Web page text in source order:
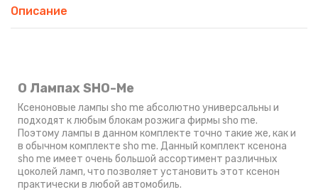
Описание
О Лампах SHO-Me
Ксеноновые лампы sho me абсолютно универсальны и
подходят к любым блокам розжига фирмы sho me.
Поэтому лампы в данном комплекте точно такие же, как и
в обычном комплекте sho me. Данный комплект ксенона
sho me имеет очень большой ассортимент различных
цоколей ламп, что позволяет установить этот ксенон
практически в любой автомобиль.